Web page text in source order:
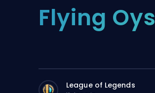
Flying
League of Legends